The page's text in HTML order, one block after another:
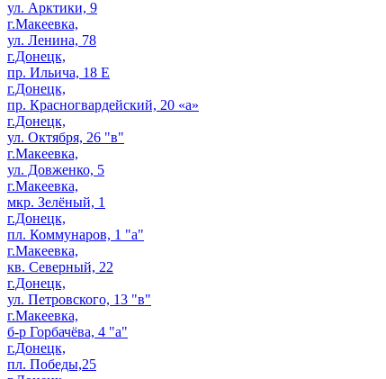
ул. Арктики, 9
г.Макеевка,
ул. Ленина, 78
г.Донецк,
пр. Ильича, 18 Е
г.Донецк,
пр. Красногвардейский, 20 «а»
г.Донецк,
ул. Октября, 26 "в"
г.Макеевка,
ул. Довженко, 5
г.Макеевка,
мкр. Зелёный, 1
г.Донецк,
пл. Коммунаров, 1 "а"
г.Макеевка,
кв. Северный, 22
г.Донецк,
ул. Петровского, 13 "в"
г.Макеевка,
б-р Горбачёва, 4 "а"
г.Донецк,
пл. Победы,25